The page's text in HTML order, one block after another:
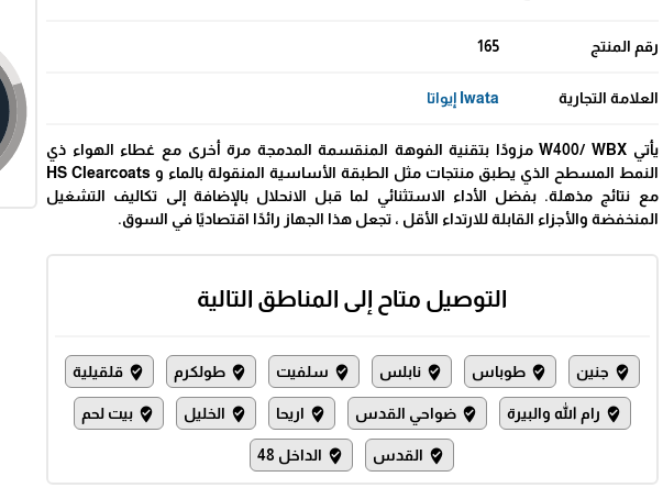
رقم المنتج 165
العلامة التجارية Iwata إيواتا
يأتي W400/ WBX مزودًا بتقنية الفوهة المنقسمة المدمجة مرة أخرى مع غطاء الهواء ذي
النمط المسطح الذي يطبق منتجات مثل الطبقة الأساسية المنقولة بالماء و HS Clearcoats
مع نتائج مذهلة. بفضل الأداء الاستثنائي لما قبل الانحلال بالإضافة إلى تكاليف التشغيل
المنخفضة والأجزاء القابلة للارتداء الأقل ، تجعل هذا الجهاز رائدًا اقتصاديًا في السوق.
التوصيل متاح إلى المناطق التالية
where_to_vote جنين where_to_vote طوباس where_to_vote نابلس where_to_vote سلفيت where_to_vote طولكرم where_to_vote قلقيلية
where_to_vote رام الله والبيرة where_to_vote ضواحي القدس where_to_vote اريحا where_to_vote الخليل where_to_vote بيت لحم
where_to_vote القدس where_to_vote الداخل 48